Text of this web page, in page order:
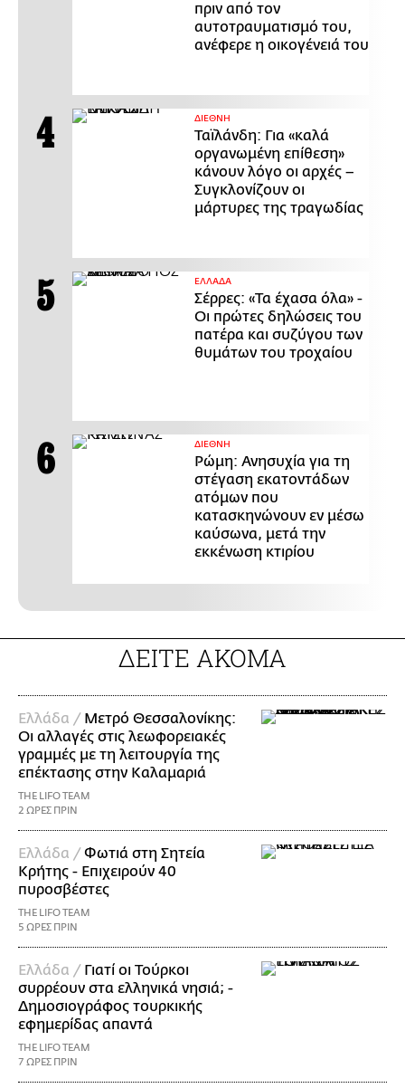
πριν από τον
αυτοτραυματισμό του,
ανέφερε η οικογένειά του
ΔΙΕΘΝΗ
Ταϊλάνδη: Για «καλά
οργανωμένη επίθεση»
κάνουν λόγο οι αρχές –
Συγκλονίζουν οι
μάρτυρες της τραγωδίας
ΕΛΛΑΔΑ
Σέρρες: «Τα έχασα όλα» -
Οι πρώτες δηλώσεις του
πατέρα και συζύγου των
θυμάτων του τροχαίου
ΔΙΕΘΝΗ
Ρώμη: Ανησυχία για τη
στέγαση εκατοντάδων
ατόμων που
κατασκηνώνουν εν μέσω
καύσωνα, μετά την
εκκένωση κτιρίου
ΔΕΙΤΕ ΑΚΟΜΑ
Ελλάδα / Μετρό Θεσσαλονίκης:
Οι αλλαγές στις λεωφορειακές
γραμμές με τη λειτουργία της
επέκτασης στην Καλαμαριά
THE LIFO TEAM
2 ΩΡΕΣ ΠΡΙΝ
Ελλάδα /Φωτιά στη Σητεία
Κρήτης - Επιχειρούν 40
πυροσβέστες
THE LIFO TEAM
5 ΩΡΕΣ ΠΡΙΝ
Ελλάδα / Γιατί οι Τούρκοι
συρρέουν στα ελληνικά νησιά; -
Δημοσιογράφος τουρκικής
εφημερίδας απαντά
THE LIFO TEAM
7 ΩΡΕΣ ΠΡΙΝ